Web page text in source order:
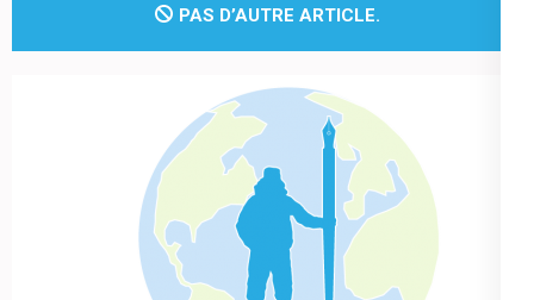
PAS D’AUTRE ARTICLE.